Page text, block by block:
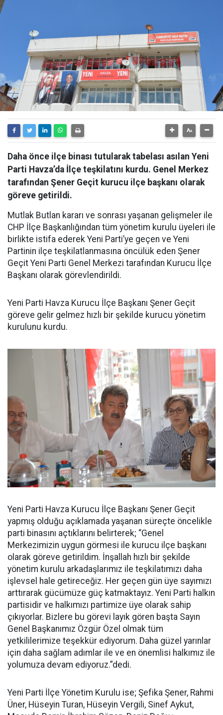
Daha önce ilçe binası tutularak tabelası asılan Yeni
Parti Havza’da İlçe teşkilatını kurdu. Genel Merkez
tarafından Şener Geçit kurucu ilçe başkanı olarak
göreve getirildi.
Mutlak Butlan kararı ve sonrası yaşanan gelişmeler ile
CHP İlçe Başkanlığından tüm yönetim kurulu üyeleri ile
birlikte istifa ederek Yeni Parti’ye geçen ve Yeni
Partinin ilçe teşkilatlanmasına öncülük eden Şener
Geçit Yeni Parti Genel Merkezi tarafından Kurucu İlçe
Başkanı olarak görevlendirildi.
Yeni Parti Havza Kurucu İlçe Başkanı Şener Geçit
göreve gelir gelmez hızlı bir şekilde kurucu yönetim
kurulunu kurdu.
Yeni Parti Havza Kurucu İlçe Başkanı Şener Geçit
yapmış olduğu açıklamada yaşanan süreçte öncelikle
parti binasını açtıklarını belirterek; “Genel
Merkezimizin uygun görmesi ile kurucu ilçe başkanı
olarak göreve getirildim. İnşallah hızlı bir şekilde
yönetim kurulu arkadaşlarımız ile teşkilatımızı daha
işlevsel hale getireceğiz. Her geçen gün üye sayımızı
arttırarak gücümüze güç katmaktayız. Yeni Parti halkın
partisidir ve halkımızı partimize üye olarak sahip
çıkıyorlar. Bizlere bu görevi layık gören başta Sayın
Genel Başkanımız Özgür Özel olmak tüm
yetkililerimize teşekkür ediyorum. Daha güzel yarınlar
için daha sağlam adımlar ile ve en önemlisi halkımız ile
yolumuza devam ediyoruz.”dedi.
Yeni Parti İlçe Yönetim Kurulu ise; Şefika Şener, Rahmi
Üner, Hüseyin Turan, Hüseyin Vergili, Sinef Aykut,